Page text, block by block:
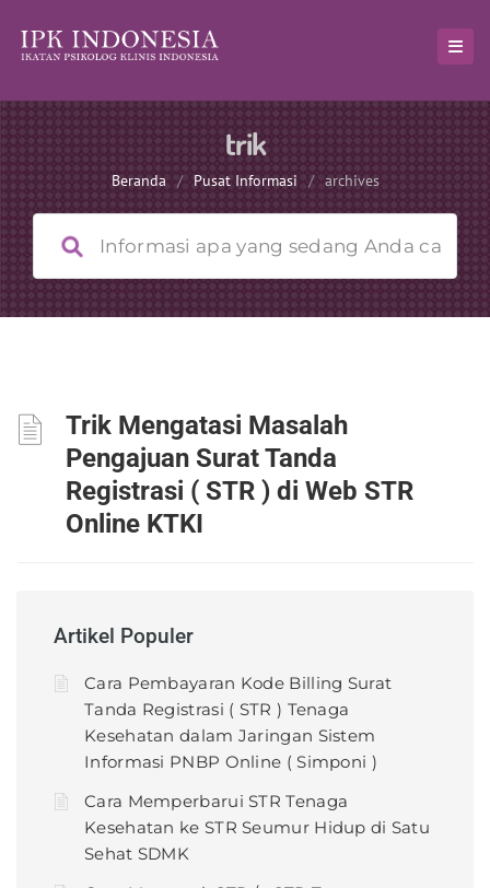
trik
Beranda / Pusat Informasi / archives
Trik Mengatasi Masalah
Pengajuan Surat Tanda
Registrasi ( STR ) di Web STR
Online KTKI
Artikel Populer
Cara Pembayaran Kode Billing Surat
Tanda Registrasi ( STR ) Tenaga
Kesehatan dalam Jaringan Sistem
Informasi PNBP Online ( Simponi )
Cara Memperbarui STR Tenaga
Kesehatan ke STR Seumur Hidup di Satu
Sehat SDMK